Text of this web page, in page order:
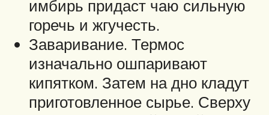
имбирь придаст чаю сильную
горечь и жгучесть.
Заваривание. Термос
изначально ошпаривают
кипятком. Затем на дно кладут
приготовленное сырье. Сверху